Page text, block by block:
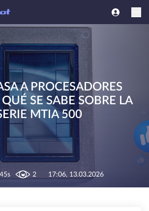
A PROCESADORES
SE SABE SOBRE LA
MTIA 500
2 17:06, 13.03.2026